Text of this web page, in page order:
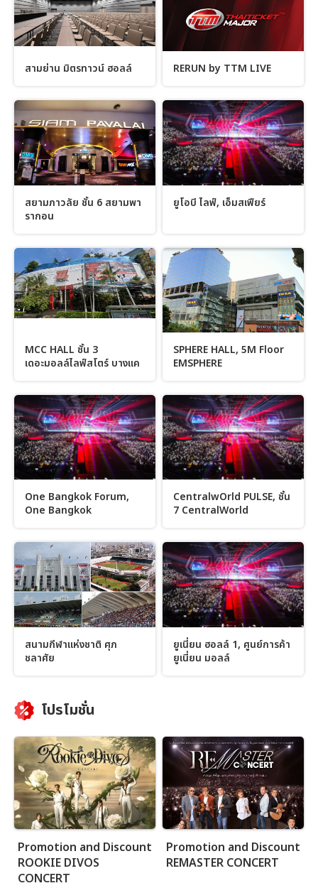
สามย่าน มิตรทาวน์ ฮอลล์ RERUN by TTM LIVE
สยามภาวลัย ชั้น 6 สยามพา
รากอน
ยูโอบี ไลฟ์, เอ็มสเฟียร์
MCC HALL ชั้น 3
เดอะมอลล์ไลฟ์สโตร์ บางแค
SPHERE HALL, 5M Floor
EMSPHERE
One Bangkok Forum,
One Bangkok
CentralwOrld PULSE, ชั้น
7 CentralWorld
สนามกีฬาแห่งชาติ ศุภ
ชลาศัย
ยูเนี่ยน ฮอลล์ 1, ศูนย์การค้า
ยูเนี่ยน มอลล์
โปรโมชั่น
Promotion and Discount
ROOKIE DIVOS
CONCERT
Promotion and Discount
REMASTER CONCERT